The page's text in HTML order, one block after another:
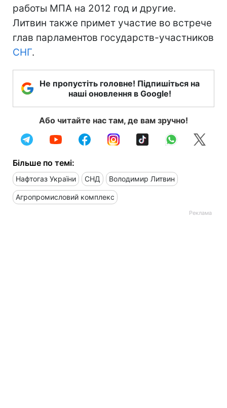
работы МПА на 2012 год и другие.
Литвин также примет участие во встрече
глав парламентов государств-участников
СНГ.
Не пропустіть головне! Підпишіться на
наші оновлення в Google!
Або читайте нас там, де вам зручно!
Більше по темі:
Нафтогаз України СНД Володимир Литвин
Агропромисловий комплекс